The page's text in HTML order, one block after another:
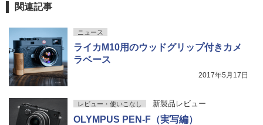
関連記事
ニュース
ライカM10用のウッドグリップ付きカメ
ラベース
2017年5月17日
レビュー・使いこなし 新製品レビュー
OLYMPUS PEN-F（実写編）